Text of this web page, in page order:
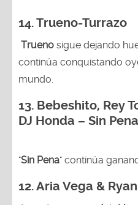
14.Trueno-Turrazo
Trueno sigue dejando
continúa conquistando
mundo.
13. Bebeshito, Rey
DJ Honda – Sin Pena
"Sin Pena" continúa
12. Aria Vega &